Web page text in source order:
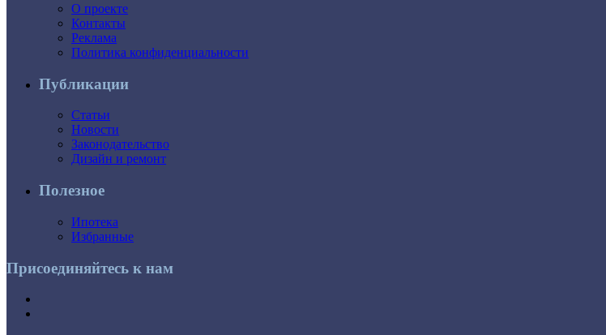
О проекте
Контакты
Реклама
Политика конфиденциальности
Публикации
Статьи
Новости
Законодательство
Дизайн и ремонт
Полезное
Ипотека
Избранные
Присоединяйтесь к нам